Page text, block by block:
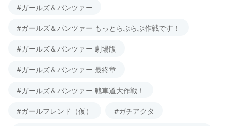
#ガールズ＆パンツァー
#ガールズ＆パンツァー もっとらぶらぶ作戦です！
#ガールズ＆パンツァー 劇場版
#ガールズ＆パンツァー 最終章
#ガールズ＆パンツァー 戦車道大作戦！
#ガールフレンド（仮） #ガチアクタ